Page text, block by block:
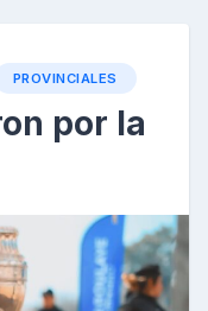
PROVINCIALES
por la